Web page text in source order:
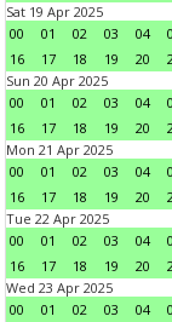
Sat 19 Apr 2025
00
01 02 03 04
16
17 18 19 20
Sun 20 Apr 2025
00
01 02 03 04
16
17 18 19 20
Mon 21 Apr 2025
00
01 02 03 04
16
17 18 19 20
Tue 22 Apr 2025
00
01 02 03 04
16
17 18 19 20
Wed 23 Apr 2025
00
01 02 03 04